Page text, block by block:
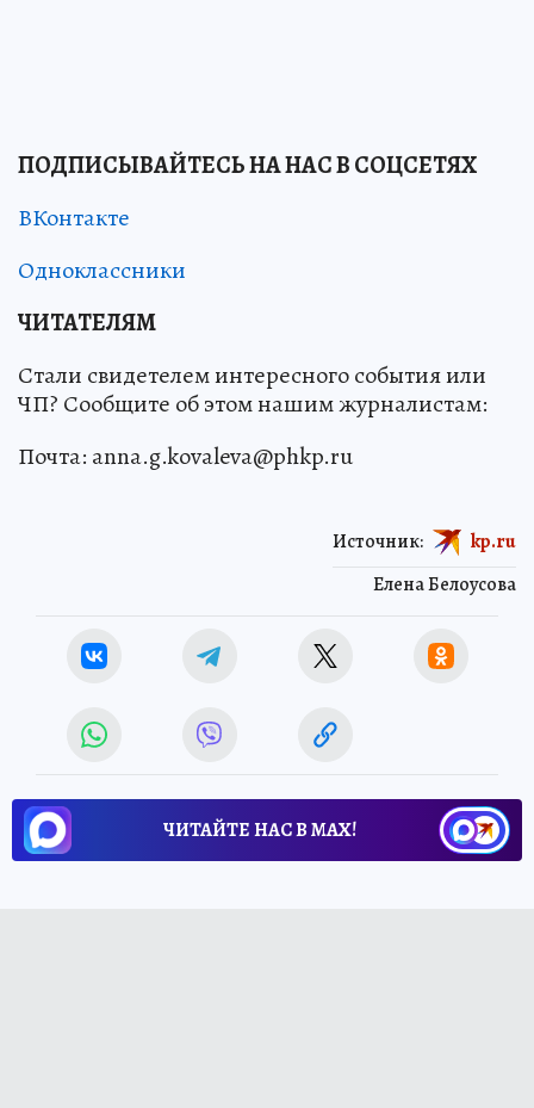
ПОДПИСЫВАЙТЕСЬ НА НАС В СОЦСЕТЯХ
ВКонтакте
Одноклассники
ЧИТАТЕЛЯМ
Стали свидетелем интересного события или
ЧП? Сообщите об этом нашим журналистам:
Почта: anna.g.kovaleva@phkp.ru
Елена Белоусова
Источник: kp.ru
ЧИТАЙТЕ НАС В МАХ!